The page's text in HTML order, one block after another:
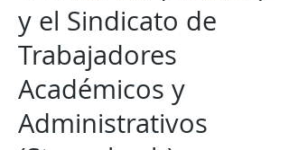
y el Sindicato de
Trabajadores
Académicos y
Administrativos